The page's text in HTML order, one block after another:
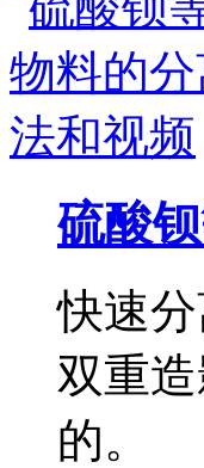
硫酸
快速
双重
的。